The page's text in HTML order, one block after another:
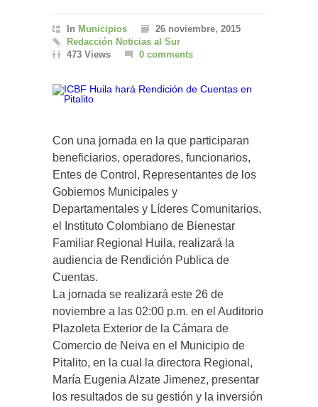
In Municipios
26 noviembre, 2015
Redacción Noticias al Sur
473 Views
0 comments
Con una jornada en la que participaran
beneficiarios, operadores, funcionarios,
Entes de Control, Representantes de los
Gobiernos Municipales y
Departamentales y Líderes Comunitarios,
el Instituto Colombiano de Bienestar
Familiar Regional Huila, realizará la
audiencia de Rendición Publica de
Cuentas.
La jornada se realizará este 26 de
noviembre a las 02:00 p.m. en el Auditorio
Plazoleta Exterior de la Cámara de
Comercio de Neiva en el Municipio de
Pitalito, en la cual la directora Regional,
María Eugenia Alzate Jimenez, presentar
los resultados de su gestión y la inversión